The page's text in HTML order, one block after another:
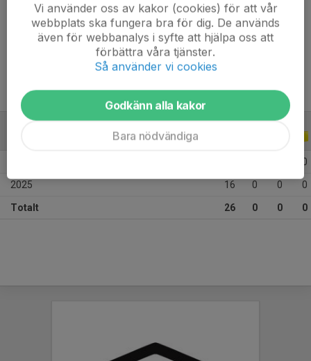
Position
-
11 år
ALLA ÅR
0
2025 16 0 0 0
Totalt 26 0 0 0
Vi använder oss av kakor (cookies) för att vår
webbplats ska fungera bra för dig. De används
även för webbanalys i syfte att hjälpa oss att
förbättra våra tjänster.
Så använder vi cookies
Godkänn alla kakor
Bara nödvändiga